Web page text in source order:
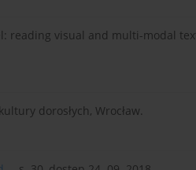
reading visual and multi-modal
dorosłych, Wrocław.